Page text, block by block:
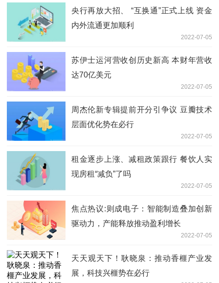
央行再放大招、 “互换通”正式上线 资金
内外流通更加顺利
2022-07-05
苏伊士运河营收创历史新高 本财年营收
达70亿美元
2022-07-05
周杰伦新专辑提前开分引争议 豆瓣技术
层面优化势在必行
2022-07-05
租金逐步上涨、减租政策跟行 餐饮人实
现房租“减负”了吗
2022-07-05
焦点热议:则成电子：智能制造叠加创新
驱动力，产能释放推动盈利增长
2022-07-05
天天观天下！耿晓泉：推动香榧产业发
展，科技兴榧势在必行